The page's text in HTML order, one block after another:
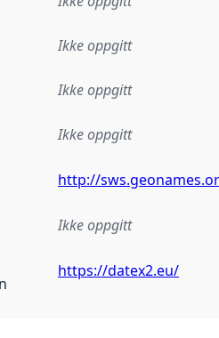
Ikke oppgitt
Ikke oppgitt
Ikke oppgitt
http://
Ikke oppgitt
implementasjonsregel eller
https://datex2.eu/